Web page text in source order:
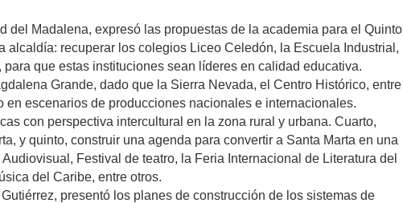
del Madalena, expresó las propuestas de la academia para el Quinto
alcaldía: recuperar los colegios Liceo Celedón, la Escuela Industrial,
que estas instituciones sean líderes en calidad educativa.
Grande, dado que la Sierra Nevada, el Centro Histórico, entre
en escenarios de producciones nacionales e internacionales.
con perspectiva intercultural en la zona rural y urbana. Cuarto,
y quinto, construir una agenda para convertir a Santa Marta en una
Festival de teatro, la Feria Internacional de Literatura del
del Caribe, entre otros.
presentó los planes de construcción de los sistemas de